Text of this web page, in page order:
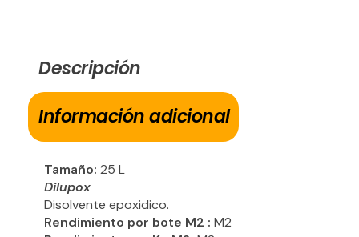
Descripción
Información adicional
Tamaño: 25 L
Dilupox
Disolvente epoxidico.
Rendimiento por bote M2 : M2